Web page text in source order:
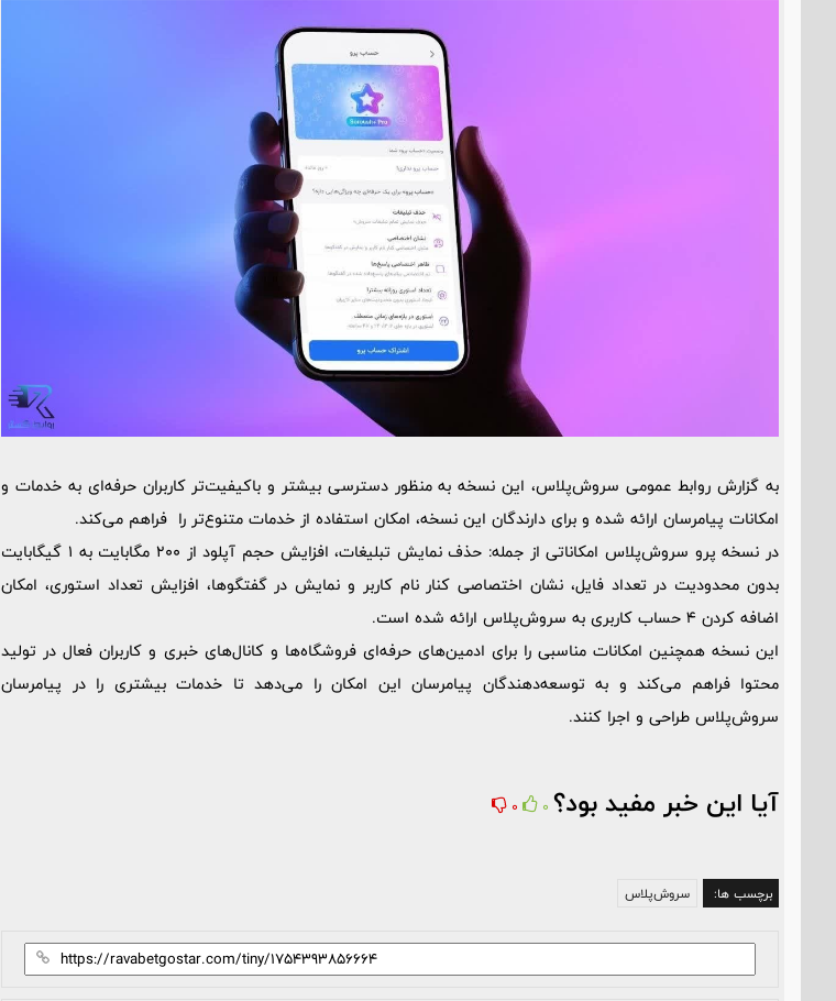
به گزارش روابط عمومی سروش‌پلاس، این نسخه به منظور دسترسی بیشتر و باکیفیت‌تر کاربران حرفه‌ای به خدمات و
امکانات پیامرسان ارائه شده و برای دارندگان این نسخه، امکان استفاده از خدمات متنوع‌تر را فراهم می‌کند.
در نسخه پرو سروش‌پلاس امکاناتی از جمله: حذف نمایش تبلیغات، افزایش حجم آپلود از 200 مگابایت به 1 گیگابایت
بدون محدودیت در تعداد فایل، نشان اختصاصی کنار نام کاربر و نمایش در گفتگوها، افزایش تعداد استوری، امکان
اضافه کردن 4 حساب کاربری به سروش‌پلاس ارائه شده است.
این نسخه همچنین امکانات مناسبی را برای ادمین‌های حرفه‌ای فروشگاه‌ها و کانال‌های خبری و کاربران فعال در تولید
محتوا فراهم می‌کند و به توسعه‌دهندگان پیامرسان این امکان را می‌دهد تا خدمات بیشتری را در پیامرسان
سروش‌پلاس طراحی و اجرا کنند.
آیا این خبر مفید بود؟ 0
0
برچسب ها: سروش‌پلاس